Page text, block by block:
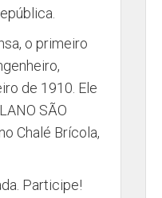
o primeiro
de 1910. Ele
SÃO
Chalé Brícola,
Participe!